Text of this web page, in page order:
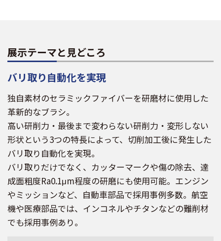
展示テーマと見どころ
バリ取り自動化を実現
独自素材のセラミックファイバーを研磨材に使用した
革新的なブラシ。
高い研削力・最後まで変わらない研削力・変形しない
形状という3つの特長によって、切削加工後に発生した
バリ取り自動化を実現。
バリ取りだけでなく、カッターマークや傷の除去、達
成面粗度Ra0.1μm程度の研磨にも使用可能。エンジン
やミッションなど、自動車部品で採用事例多数。航空
機や医療部品では、インコネルやチタンなどの難削材
でも採用事例あり。